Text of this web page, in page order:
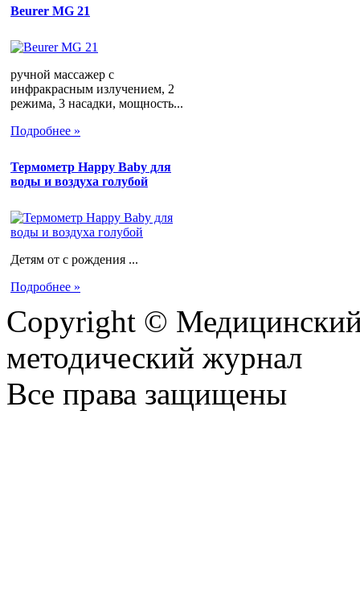
Beurer MG 21
ручной массажер с
инфракрасным излучением, 2
режима, 3 насадки, мощность...
Подробнее »
Термометр Happy Baby для
воды и воздуха голубой
Детям от с рождения ...
Подробнее »
Copyright ©
методический журнал
Все права защищены